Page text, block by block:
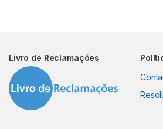
Livro de Reclamações